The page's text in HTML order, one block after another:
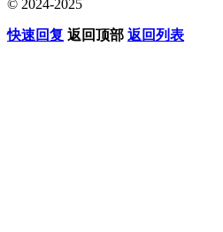
© 2024-2025
快速回复 返回顶部 返回列表